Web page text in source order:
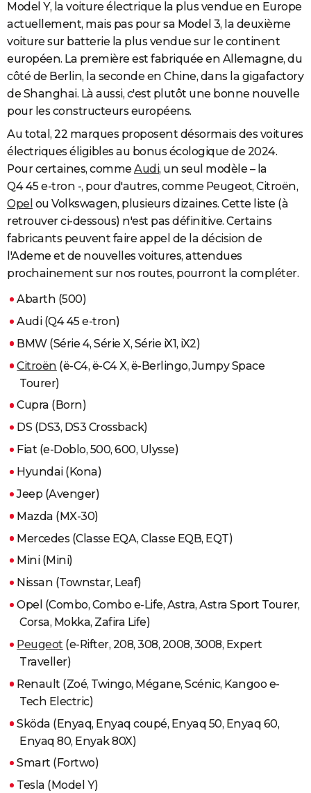
Model Y, la voiture électrique la plus vendue en Europe
actuellement, mais pas pour sa Model 3, la deuxième
voiture sur batterie la plus vendue sur le continent
européen. La première est fabriquée en Allemagne, du
côté de Berlin, la seconde en Chine, dans la gigafactory
de Shanghai. Là aussi, c'est plutôt une bonne nouvelle
pour les constructeurs européens.
Au total, 22 marques proposent désormais des voitures
électriques éligibles au bonus écologique de 2024.
Pour certaines, comme Audi, un seul modèle – la
Q4 45 e-tron -, pour d'autres, comme Peugeot, Citroën,
Opel ou Volkswagen, plusieurs dizaines. Cette liste (à
retrouver ci-dessous) n'est pas définitive. Certains
fabricants peuvent faire appel de la décision de
l'Ademe et de nouvelles voitures, attendues
prochainement sur nos routes, pourront la compléter.
Abarth (500)
Audi (Q4 45 e-tron)
BMW (Série 4, Série X, Série iX1, iX2)
Citroën (ë-C4, ë-C4 X, ë-Berlingo, Jumpy Space
Tourer)
Cupra (Born)
DS (DS3, DS3 Crossback)
Fiat (e-Doblo, 500, 600, Ulysse)
Hyundai (Kona)
Jeep (Avenger)
Mazda (MX-30)
Mercedes (Classe EQA, Classe EQB, EQT)
Mini (Mini)
Nissan (Townstar, Leaf)
Opel (Combo, Combo e-Life, Astra, Astra Sport Tourer,
Corsa, Mokka, Zafira Life)
Peugeot (e-Rifter, 208, 308, 2008, 3008, Expert
Traveller)
Renault (Zoé, Twingo, Mégane, Scénic, Kangoo e-
Tech Electric)
Sköda (Enyaq, Enyaq coupé, Enyaq 50, Enyaq 60,
Enyaq 80, Enyak 80X)
Smart (Fortwo)
Tesla (Model Y)